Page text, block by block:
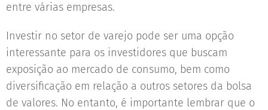
entre várias empresas.
Investir no setor de varejo pode ser uma opção
interessante para os investidores que buscam
exposição ao mercado de consumo, bem como
diversificação em relação a outros setores da bolsa
de valores. No entanto, é importante lembrar que o